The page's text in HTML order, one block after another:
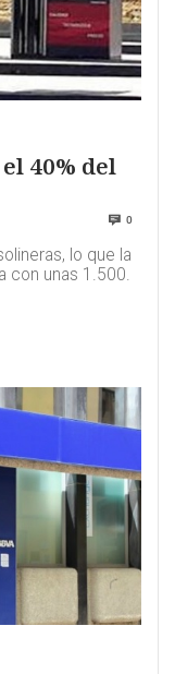
40% del
0
lo que la
con unas 1.500.